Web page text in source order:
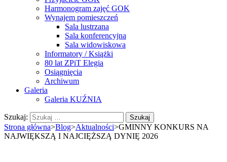
Harmonogram zajęć GOK
Wynajem pomieszczeń
Sala lustrzana
Sala konferencyjna
Sala widowiskowa
Informatory / Książki
80 lat ZPiT Elegia
Osiągnięcia
Archiwum
Galeria
Galeria KUŹNIA
Szukaj:
Strona główna>Blog>Aktualności>GMINNY KONKURS NA
NAJWIĘKSZĄ I NAJCIĘŻSZĄ DYNIĘ 2026